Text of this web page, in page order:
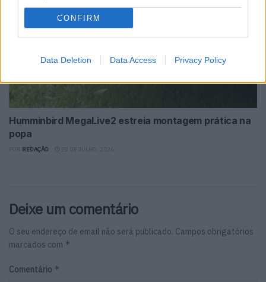
CONFIRM
Data Deletion Data Access Privacy Policy
Humminbird MegaLive2 estreia montagem prática na
popa
REDAÇÃO
Deixe um comentário
O seu endereço de email não será publicado. Campos obrigatórios
marcados com *
Comentário *